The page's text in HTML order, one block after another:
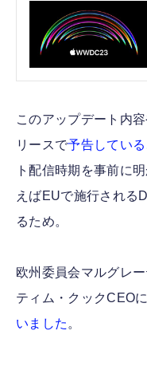
このアップデート内
リースで予告している
ト配信時期を事前に
えばEUで施行される
るため。
欧州委員会マルグレ
ティム・クックCEO
いました 。